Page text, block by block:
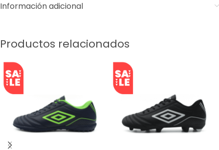
Información adicional
Productos relacionados